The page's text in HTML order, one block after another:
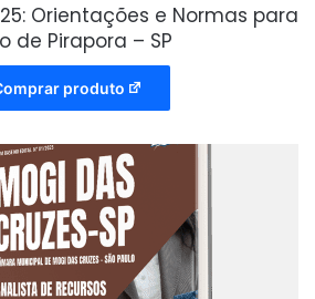
Orientações e Normas para
de Pirapora – SP
produto